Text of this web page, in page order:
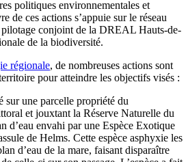
politiques environnementales et
de ces actions s’appuie sur le réseau
pilotage conjoint de la DREAL Hauts-de-
de la biodiversité.
régionale, de nombreuses actions sont
pour atteindre les objectifs visés :
une parcelle propriété du
et jouxtant la Réserve Naturelle du
d’eau envahi par une Espèce Exotique
de Helms. Cette espèce asphyxie les
d’eau de la mare, faisant disparaître